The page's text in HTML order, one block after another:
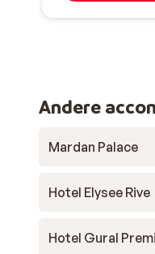
Andere
Mardan Palace
Hotel Elysee Rive
Hotel Gural